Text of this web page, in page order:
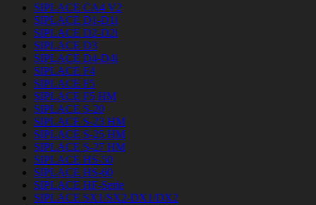
SIPLACE CA4 V2
SIPLACE D1-D1i
SIPLACE D2-D2i
SIPLACE D3
SIPLACE D4-D4i
SIPLACE F4
SIPLACE F5
SIPLACE F5 HM
SIPLACE S-20
SIPLACE S-23 HM
SIPLACE S-25 HM
SIPLACE S-27 HM
SIPLACE HS-50
SIPLACE HS-60
SIPLACE HF-Serie
SIPLACE SX1/SX2-DX1/DX2